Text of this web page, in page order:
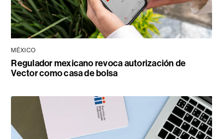
MÉXICO
Regulador mexicano revoca autorización de
Vector como casa de bolsa